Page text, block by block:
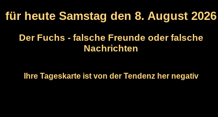
für heute Samstag den 8. August 2026
Der Fuchs - falsche Freunde oder falsche
Nachrichten
Ihre Tageskarte ist von der Tendenz her negativ